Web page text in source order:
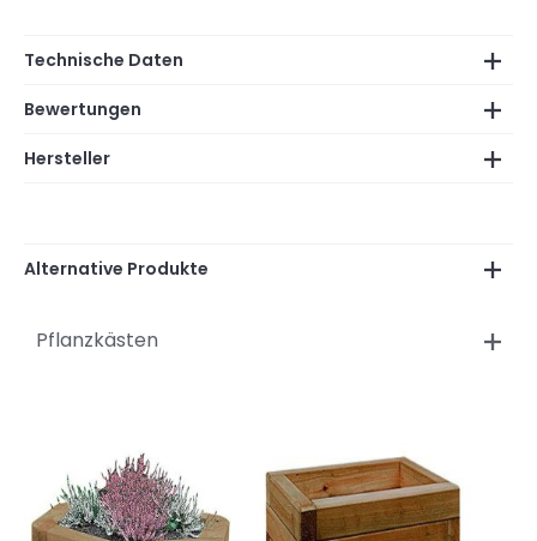
Technische Daten
Bewertungen
Hersteller
Alternative Produkte
Pflanzkästen